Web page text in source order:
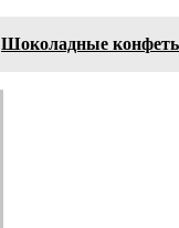
Шоколадные